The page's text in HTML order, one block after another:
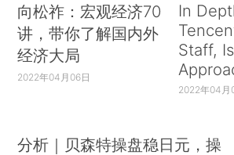
向松祚：宏观经济70
讲，带你了解国内外
经济大局
2022年04月06日
In
Staff,
2022年04月
分析｜贝森特操盘稳日元，操